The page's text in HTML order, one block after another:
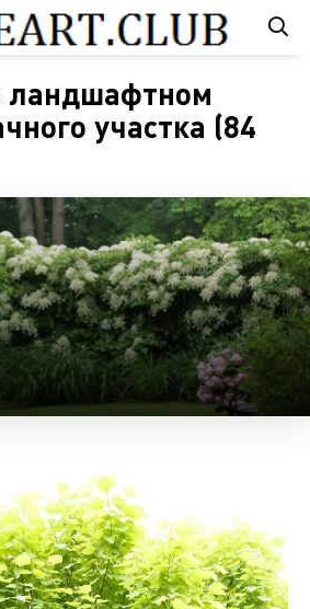
ландшафтном
участка (84